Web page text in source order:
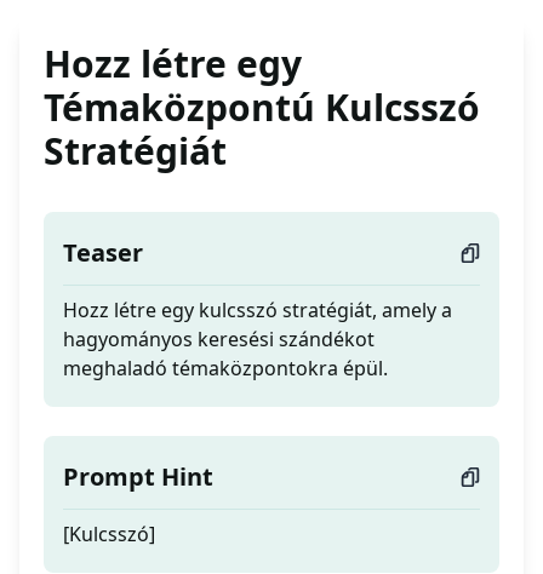
Hozz létre egy
Témaközpontú Kulcsszó
Stratégiát
Teaser
Hozz létre egy kulcsszó stratégiát, amely a
hagyományos keresési szándékot
meghaladó témaközpontokra épül.
Prompt Hint
[Kulcsszó]